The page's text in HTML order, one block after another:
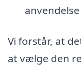
anvendelse
Vi forstår, at
at vælge den